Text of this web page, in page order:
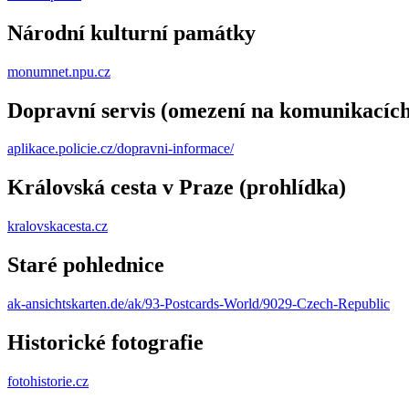
Národní kulturní památky
monumnet.npu.cz
Dopravní servis (omezení na
aplikace.policie.cz/dopravni-informace/
Královská cesta v Praze (prohlídka)
kralovskacesta.cz
Staré pohlednice
ak-ansichtskarten.de/ak/93-Postcards-World/9029-Czech-Republic
Historické fotografie
fotohistorie.cz